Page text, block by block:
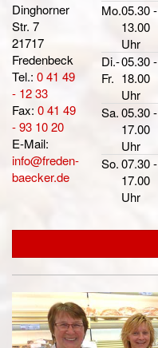
Dinghorner
Str. 7
21717
Fredenbeck
Tel.: 0 41 49
- 12 33
Fax: 0 41 49
- 93 10 20
E-Mail:
info@freden-
baecker.de
Mo.05.30 -
13.00
Uhr
Di.-
Fr.
05.30 -
18.00
Uhr
Sa.05.30 -
17.00
Uhr
So.07.30 -
17.00
Uhr